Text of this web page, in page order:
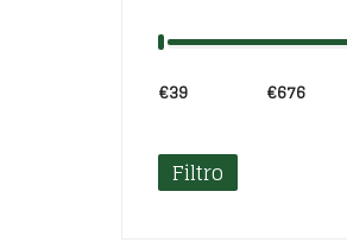
€39 €676
Filtro